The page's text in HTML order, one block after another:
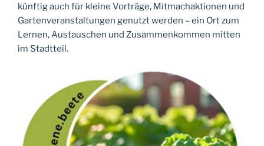
künftig auch für kleine Vorträge, Mitmachaktionen und
Gartenveranstaltungen genutzt werden – ein Ort zum
Lernen, Austauschen und Zusammenkommen mitten
im Stadtteil.